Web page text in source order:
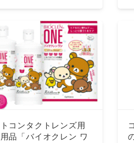
コンタクトレンズ用
品「バイオクレン ワ